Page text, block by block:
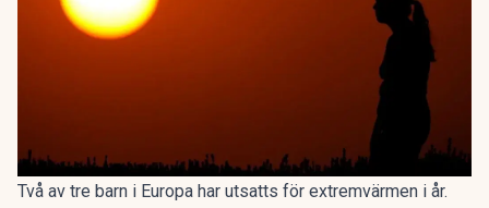
Två av tre barn i Europa har utsatts för extremvärmen i år.